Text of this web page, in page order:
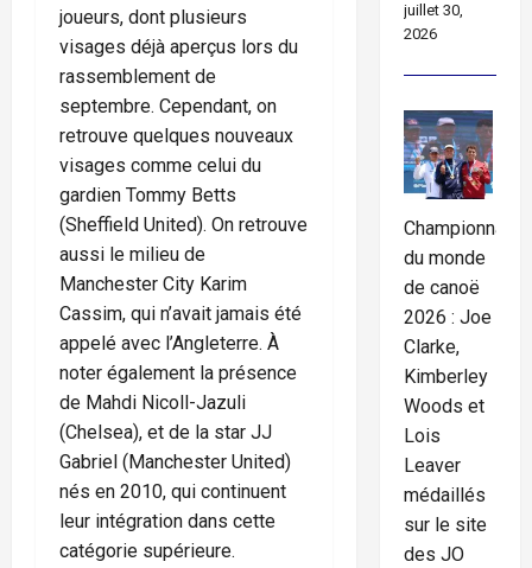
joueurs, dont plusieurs
visages déjà aperçus lors du
rassemblement de
septembre. Cependant, on
retrouve quelques nouveaux
visages comme celui du
gardien Tommy Betts
(Sheffield United). On retrouve
aussi le milieu de
Manchester City Karim
Cassim, qui n’avait jamais été
appelé avec l’Angleterre. À
noter également la présence
de Mahdi Nicoll-Jazuli
(Chelsea), et de la star JJ
Gabriel (Manchester United)
nés en 2010, qui continuent
leur intégration dans cette
catégorie supérieure.
juillet 30,
2026
Championnats
du monde
de canoë
2026 : Joe
Clarke,
Kimberley
Woods et
Lois
Leaver
médaillés
sur le site
des JO